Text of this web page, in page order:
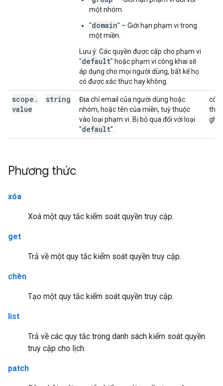
một nhóm.
"domain" – Giới hạn phạm vi trong
một miền.
Lưu ý: Các quyền được cấp cho phạm vi
"default" hoặc phạm vi công khai sẽ
áp dụng cho mọi người dùng, bất kể họ
có được xác thực hay không.
scope .
value
string
Địa chỉ email của người dùng hoặc
nhóm, hoặc tên của miền, tuỳ thuộc
vào loại phạm vi. Bị bỏ qua đối với loại
"default".
có
thể
ghi
Phương thức
xóa
Xoá một quy tắc kiểm soát quyền truy cập.
get
Trả về một quy tắc kiểm soát quyền truy cập.
chèn
Tạo một quy tắc kiểm soát quyền truy cập.
list
Trả về các quy tắc trong danh sách kiểm soát quyền
truy cập cho lịch.
patch